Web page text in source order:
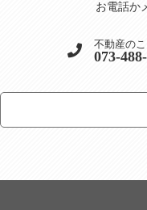
お電話か
不動産の
073-